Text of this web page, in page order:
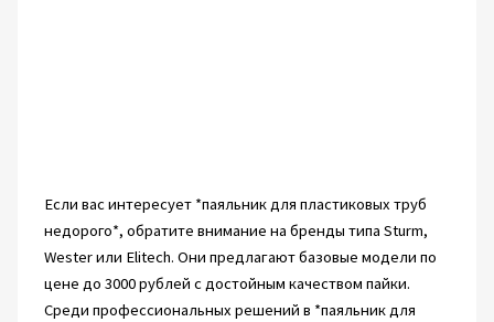
Если вас интересует *паяльник для пластиковых труб
недорого*, обратите внимание на бренды типа Sturm,
Wester или Elitech. Они предлагают базовые модели по
цене до 3000 рублей с достойным качеством пайки.
Среди профессиональных решений в *паяльник для